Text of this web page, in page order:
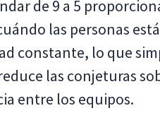
de 9 a 5
las personas
constante, lo que
las conjeturas
entre los equipos.